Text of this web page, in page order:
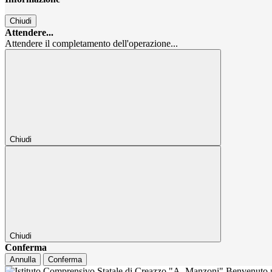
Chiudi
Attendere...
Attendere il completamento dell'operazione...
Chiudi
Chiudi
Conferma
Annulla Conferma